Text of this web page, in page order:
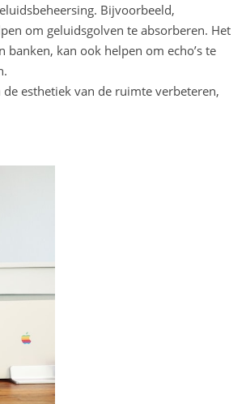
Bijvoorbeeld,
om geluidsgolven te absorberen. Het
kan ook helpen om echo’s te
esthetiek van de ruimte verbeteren,